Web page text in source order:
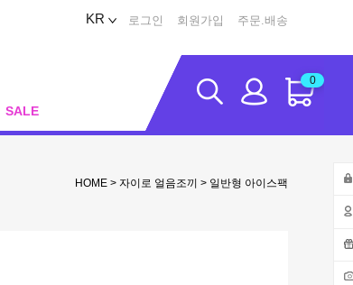
KR 로그인 회원가입 주문.배송
SALE
0
HOME > 자이로 얼음조끼 > 일반형 아이스팩